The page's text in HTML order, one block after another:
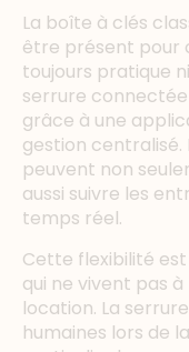
La boîte à clés
être présent pour
toujours pratique
serrure
grâce à une
gestion centralisé.
peuvent non
aussi suivre les
temps réel.
Cette flexibilité
qui ne vivent pas
location. La
humaines lors de